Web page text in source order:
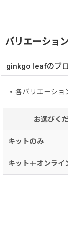
バリエーショ
ginkgo leafのブ
各バリエーショ
お選びく
キットのみ
キット＋オンライ